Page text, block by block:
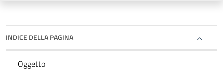
INDICE DELLA PAGINA
Oggetto